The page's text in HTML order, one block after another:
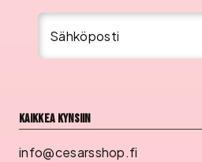
Sähköposti
Kaikkea kynsiin
info@cesarsshop.fi